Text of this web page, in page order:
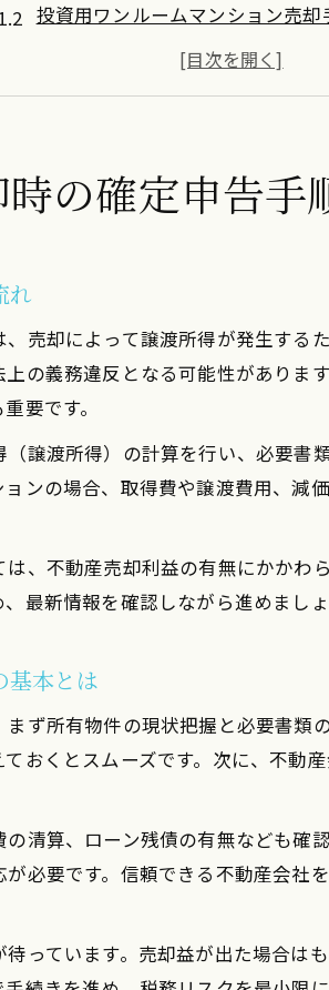
投資用ワンルームマンション売
不動産売却における確定申告の全
ワンルームマンション売却で求
不動産売却における税金計算のポイン
不動産売却の譲渡所得計算方法
確定申告で必要な税金計算書類の
不動産売却で税金額を事前に把握
定申告で注意したい投資マンション
不動産売却と確定申告で起こりや
投資用ワンルーム売却特有の注意
確定申告時の投資用マンション
不動産売却における節税対策のポ
不動産売却による譲渡所得計算の
投資用ワンルームマンション売
確定申告時に活かせる節税対策の
不動産売却時に有効な控除や特例
益なしの不動産売却でも申告は必要
投資用ワンルーム売却損でも必要
の確定申告手
れ
売却によって譲渡所得が発生する
の義務違反となる可能性がありま
要です。
譲渡所得）の計算を行い、必要書
ンの場合、取得費や譲渡費用、減
、不動産売却利益の有無にかかわ
最新情報を確認しながら進めましょ
基本とは
ず所有物件の現状把握と必要書類
おくとスムーズです。次に、不動
清算、ローン残債の有無なども確
必要です。信頼できる不動産会社
っています。売却益が出た場合は